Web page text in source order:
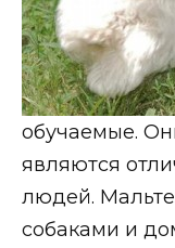
обучаемые.
являются
людей.
собаками и